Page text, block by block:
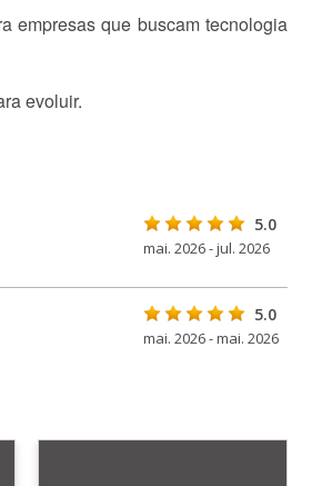
empresas que buscam tecnologia
evoluir.
5.0
mai. 2026 - jul. 2026
5.0
mai. 2026 - mai. 2026